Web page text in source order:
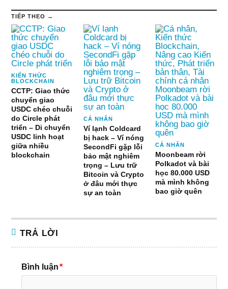
TIẾP THEO →
KIẾN THỨC
BLOCKCHAIN
CCTP: Giao thức
chuyển giao
USDC chéo chuỗi
do Circle phát
triển – Di chuyển
USDC linh hoạt
giữa nhiều
blockchain
CÁ NHÂN
Ví lạnh Coldcard
bị hack – Ví nóng
SecondFi gặp lỗi
bảo mật nghiêm
trọng – Lưu trữ
Bitcoin và Crypto
ở đâu mới thực
sự an toàn
CÁ NHÂN
Moonbeam rời
Polkadot và bài
học 80.000 USD
mà mình không
bao giờ quên
TRẢ LỜI
Bình luận *